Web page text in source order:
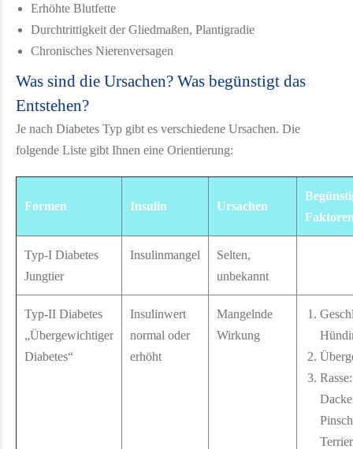
Erhöhte Blutfette
Durchtrittigkeit der Gliedmaßen, Plantigradie
Chronisches Nierenversagen
Was sind die Ursachen? Was begünstigt das
Entstehen?
Je nach Diabetes Typ gibt es verschiedene Ursachen. Die
folgende Liste gibt Ihnen eine Orientierung:
Formen Insulin Ursachen
Typ-I Diabetes
Jungtier
Insulinmangel
Selten,
unbekannt
Typ-II Diabetes
„Übergewichtiger
Diabetes“
Insulinwert
normal oder
erhöht
Mangelnde
Wirkung
Terrier